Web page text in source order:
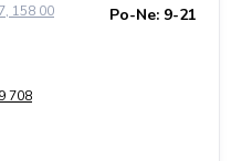
158 00
Po-Ne: 9-21
708